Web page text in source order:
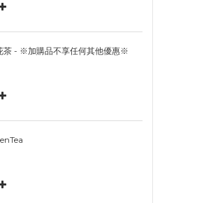
- ※加購品不享任何其他優惠※